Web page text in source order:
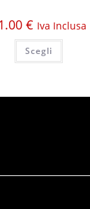
€ Iva Inclusa
Scegli